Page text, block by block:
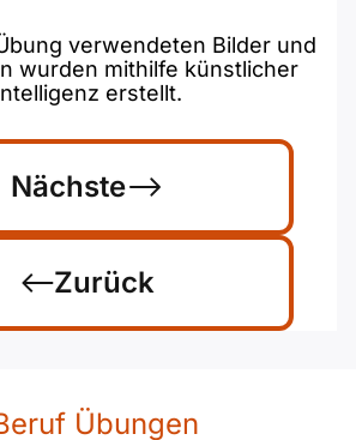
Zurück
Nächste
verwendeten Bilder und
wurden mithilfe künstlicher
erstellt.
Übungen